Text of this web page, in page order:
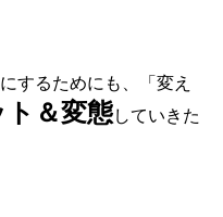
するためにも、「変え
ト＆変態していきた